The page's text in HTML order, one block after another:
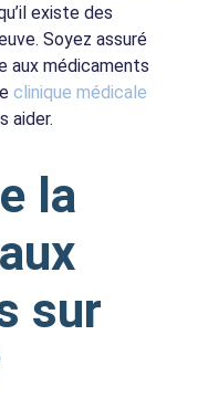
existe des
Soyez assuré
aux médicaments
clinique médicale
aider.
la
sur